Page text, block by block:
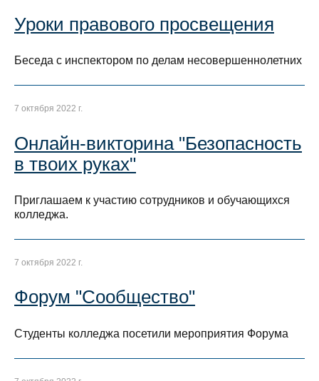
Уроки правового просвещения
Беседа с инспектором по делам несовершеннолетних
7 октября 2022 г.
Онлайн-викторина "Безопасность
в твоих руках"
Приглашаем к участию сотрудников и обучающихся
колледжа.
7 октября 2022 г.
Форум "Сообщество"
Студенты колледжа посетили мероприятия Форума